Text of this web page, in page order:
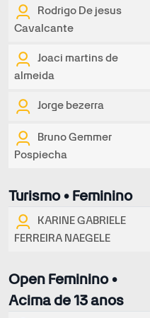
Rodrigo De jesus
Cavalcante
Joaci martins de
almeida
Jorge bezerra
Bruno Gemmer
Pospiecha
Turismo • Feminino
KARINE GABRIELE
FERREIRA NAEGELE
Open Feminino •
Acima de 13 anos